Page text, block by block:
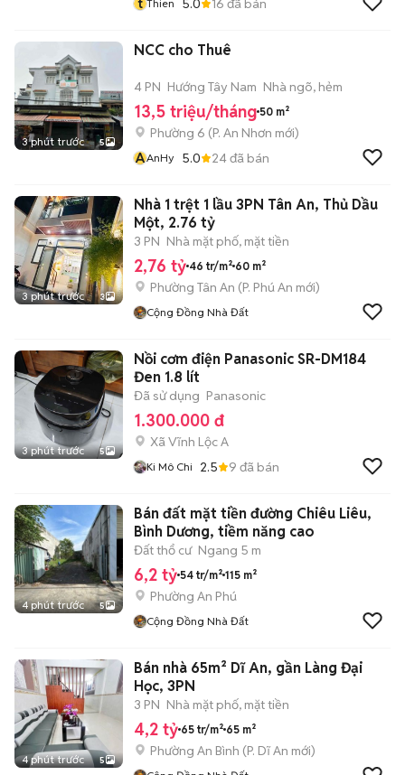
Thien
3 phút trước 5
NCC cho Thuê
4 PN Hướng Tây Nam Nhà ngõ, hẻm
13,5 triệu/tháng 50 m²
Phường 6 (P. An Nhơn mới)
AAnHy 5.0 24đã bán
3 phút trước 3
Nhà 1 trệt 1 lầu 3PN Tân An, Thủ Dầu
Một, 2.76 tỷ
3 PN Nhà mặt phố, mặt tiền
2,76 tỷ 46 tr/m² 60 m²
Phường Tân An (P. Phú An mới)
Cộng Đồng Nhà Đất
3 phút trước 5
Nồi cơm điện Panasonic SR-DM184
Đen 1.8 lít
Đã sử dụng Panasonic
1.300.000 đ
Xã Vĩnh Lộc A
Ki Mô Chi 2.5 9 đã bán
4 phút trước 5
Bán đất mặt tiền đường Chiêu Liêu,
Bình Dương, tiềm năng cao
Đất thổ cư Ngang 5 m
6,2 tỷ 54 tr/m² 115 m²
Phường An Phú
Cộng Đồng Nhà Đất
4 phút trước 5
Bán nhà 65m² Dĩ An, gần Làng Đại
Học, 3PN
3 PN Nhà mặt phố, mặt tiền
4,2 tỷ 65 tr/m² 65 m²
Phường An Bình (P. Dĩ An mới)